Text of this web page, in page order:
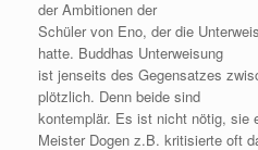
der Ambitionen der
Schüler von Eno, der die
hatte. Buddhas Unterweisung
ist jenseits des Gegensatzes
plötzlich. Denn beide sind
kontemplär. Es ist nicht nötig, sie
Meister Dogen z.B. kritisierte oft